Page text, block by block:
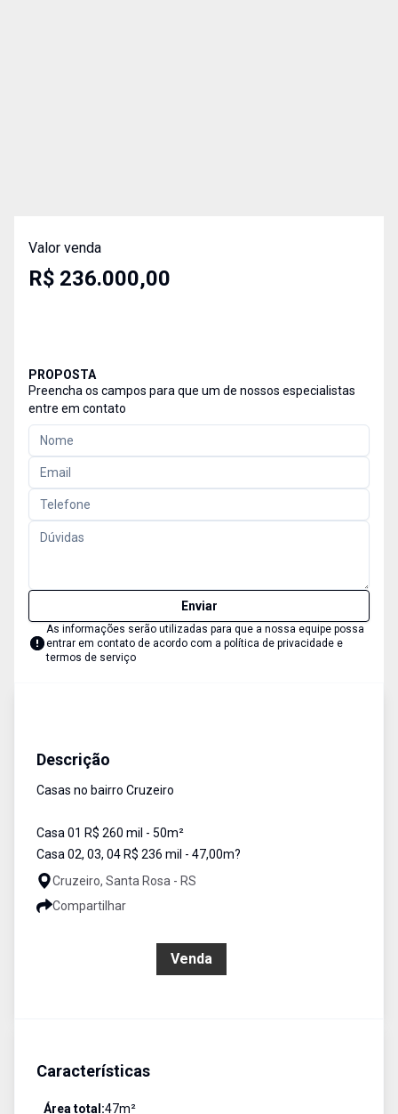
Valor venda
R$ 236.000,00
PROPOSTA
Preencha os campos para que um de nossos especialistas
entre em contato
Enviar
As informações serão utilizadas para que a nossa equipe possa
entrar em contato de acordo com a política de privacidade e
termos de serviço
Descrição
Casas no bairro Cruzeiro
Casa 01 R$ 260 mil - 50m²
Casa 02, 03, 04 R$ 236 mil - 47,00m?
Cruzeiro, Santa Rosa - RS
Compartilhar
Venda
Características
Área total:47m²